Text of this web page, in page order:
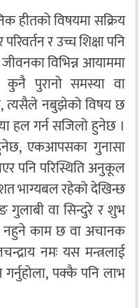
हीतको विषयमा सक्रिय
र उच्च शिक्षा पनि
विभिन्न आयाममा
कुनै पुरानो समस्या वा
त्यसैले नबुझेको विषय छ
हल गर्न सजिलो हुनेछ ।
एकआपसका गुनासा
पनि परिस्थिति अनुकूल
भाग्यबल रहेको देखिन्छ
वा सिन्दुरे र शुभ
नहुने काम छ वा अचानक
नमः यस मन्त्रलाई
गर्नुहोला, पक्कै पनि लाभ